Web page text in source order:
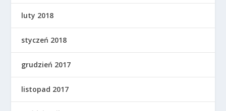
luty 2018
styczeń 2018
grudzień 2017
listopad 2017